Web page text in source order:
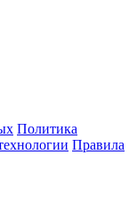
Политика
Правила